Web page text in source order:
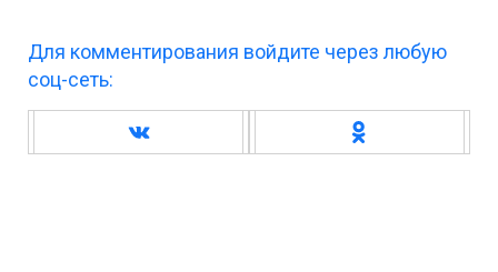
Для комментирования войдите через любую
соц-сеть: